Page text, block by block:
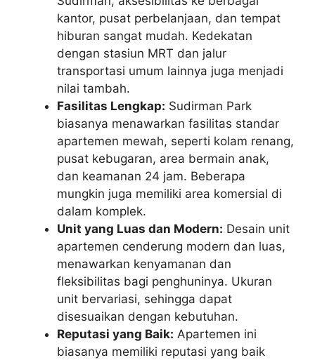
kantor, pusat perbelanjaan, dan tempat
hiburan sangat mudah. Kedekatan
dengan stasiun MRT dan jalur
transportasi umum lainnya juga menjadi
nilai tambah.
Fasilitas Lengkap: Sudirman Park
biasanya menawarkan fasilitas standar
apartemen mewah, seperti kolam renang,
pusat kebugaran, area bermain anak,
dan keamanan 24 jam. Beberapa
mungkin juga memiliki area komersial di
dalam komplek.
Unit yang Luas dan Modern: Desain unit
apartemen cenderung modern dan luas,
menawarkan kenyamanan dan
fleksibilitas bagi penghuninya. Ukuran
unit bervariasi, sehingga dapat
disesuaikan dengan kebutuhan.
Reputasi yang Baik: Apartemen ini
biasanya memiliki reputasi yang baik